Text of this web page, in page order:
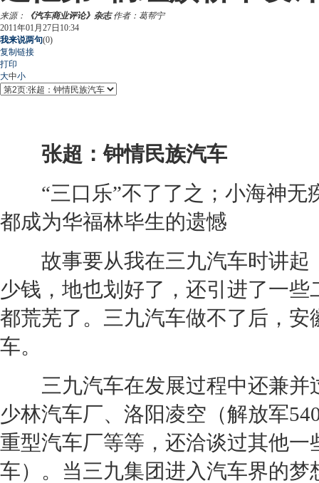
来源： 《汽车商业评论》杂志作者：葛帮宁
2011年01月27日10:34
我来说两句(0)
复制链接
打印
大中小
张超：钟情民族汽车
“三口乐”不了了之；小海神无
都成为华福林毕生的遗憾
故事要从我在三九汽车时讲起
少钱，地也划好了，还引进了一
都荒芜了。三九汽车做不了后，
车。
三九汽车在发展过程中还兼并
少林汽车厂、洛阳凌空（解放军
重型汽车厂等等，还洽谈过其他
车）。当三九集团进入汽车界的